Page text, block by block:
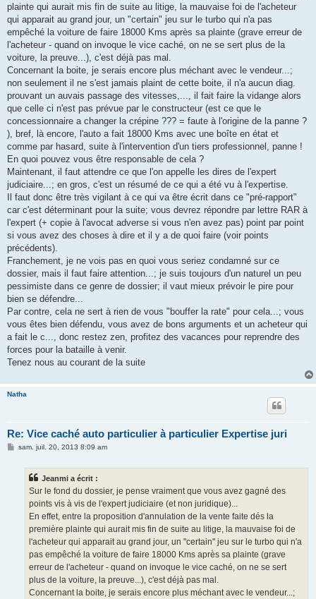
plainte qui aurait mis fin de suite au litige, la mauvaise foi de l'acheteur
qui apparait au grand jour, un "certain" jeu sur le turbo qui n'a pas
empêché la voiture de faire 18000 Kms après sa plainte (grave erreur de
l'acheteur - quand on invoque le vice caché, on ne se sert plus de la
voiture, la preuve...), c'est déjà pas mal.
Concernant la boite, je serais encore plus méchant avec le vendeur...;
non seulement il ne s'est jamais plaint de cette boite, il n'a aucun diag.
prouvant un auvais passage des vitesses,..., il fait faire la vidange alors
que celle ci n'est pas prévue par le constructeur (est ce que le
concessionnaire a changer la crépine ??? = faute à l'origine de la panne ?
), bref, là encore, l'auto a fait 18000 Kms avec une boîte en état et
comme par hasard, suite à l'intervention d'un tiers professionnel, panne !
En quoi pouvez vous être responsable de cela ?
Maintenant, il faut attendre ce que l'on appelle les dires de l'expert
judiciaire...; en gros, c'est un résumé de ce qui a été vu à l'expertise.
Il faut donc être très vigilant à ce qui va être écrit dans ce "pré-rapport"
car c'est déterminant pour la suite; vous devrez répondre par lettre RAR à
l'expert (+ copie à l'avocat adverse si vous n'en avez pas) point par point
si vous avez des choses à dire et il y a de quoi faire (voir points
précédents).
Franchement, je ne vois pas en quoi vous seriez condamné sur ce
dossier, mais il faut faire attention...; je suis toujours d'un naturel un peu
pessimiste dans ce genre de dossier; il vaut mieux prévoir le pire pour
bien se défendre...
Par contre, cela ne sert à rien de vous "bouffer la rate" pour cela...; vous
vous êtes bien défendu, vous avez de bons arguments et un acheteur qui
a fait le c..., donc restez zen, profitez des vacances pour reprendre des
forces pour la bataille à venir.
Tenez nous au courant de la suite
Natha
Re: Vice caché auto particulier à particulier Expertise juri
Msam. juil. 20, 2013 8:09 am
Jeanmi a écrit :
Sur le fond du dossier, je pense vraiment que vous avez gagné des
points vis à vis de l'expert judiciaire (et non juridique)...
En effet, entre la proposition d'annulation de la vente faite dés la
première plainte qui aurait mis fin de suite au litige, la mauvaise foi de
l'acheteur qui apparait au grand jour, un "certain" jeu sur le turbo qui n'a
pas empêché la voiture de faire 18000 Kms après sa plainte (grave
erreur de l'acheteur - quand on invoque le vice caché, on ne se sert
plus de la voiture, la preuve...), c'est déjà pas mal.
Concernant la boite, je serais encore plus méchant avec le vendeur...;